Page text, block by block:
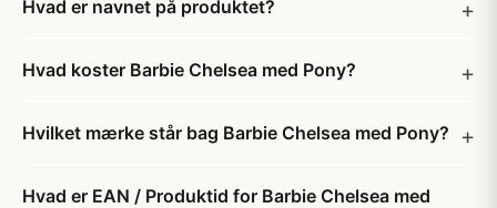
Hvad er navnet på produktet?
Hvad koster Barbie Chelsea med Pony?
Hvilket mærke står bag Barbie Chelsea med Pony?
Hvad er EAN / Produktid for Barbie Chelsea med